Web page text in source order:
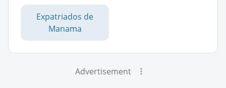
Expatriados de
Manama
Advertisement